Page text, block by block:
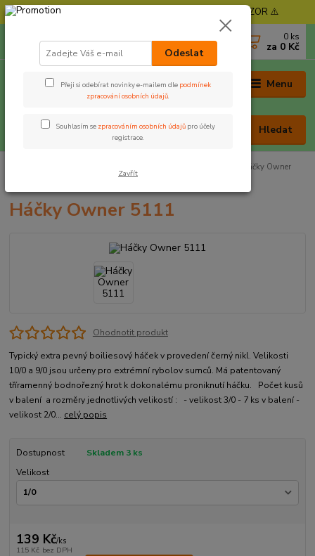
⚠️ POZOR - Objednávky expedujeme od 11. 8. - POZOR ⚠️
Menu
Hledat
0 ks
za 0 Kč
Háčky Owner
Háčky Owner 5111
Ohodnotit produkt
Typický extra pevný boiliesový háček v provedení černý nikl. Velikosti
10/0 a 9/0 jsou určeny pro extrémní rybolov sumců. Má patentovaný
tříramenný bodnořezný hrot k dokonalému proniknutí háčku. Počet kusů
v balení a rozměry jednotlivých velikostí : - velikost 3/0 - 7 ks v balení -
velikost 2/0... celý popis
Dostupnost
Skladem 3 ks
Velikost
139 Kč/ks
115 Kč bez DPH
Odeslat
Přeji si odebírat novinky e-mailem dle podmínek
zpracování osobních údajů.
Souhlasím se zpracováním osobních údajů pro účely
registrace.
Zavřít